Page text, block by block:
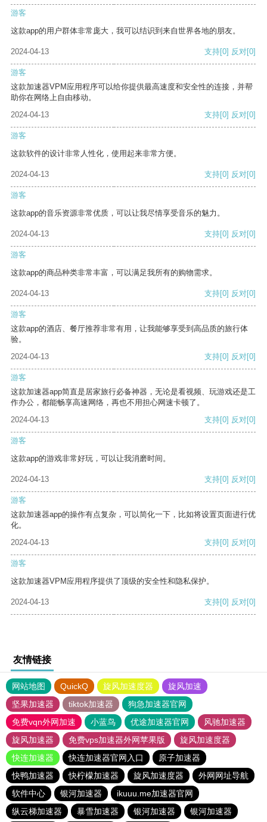
游客
这款app的用户群体非常庞大，我可以结识到来自世界各地的朋友。
2024-04-13 支持[0] 反对[0]
游客
这款加速器VPM应用程序可以给你提供最高速度和安全性的连接，并帮
助你在网络上自由移动。
2024-04-13
支持[0] 反对[0]
游客
这款软件的设计非常人性化，使用起来非常方便。
2024-04-13 支持[0] 反对[0]
游客
这款app的音乐资源非常优质，可以让我尽情享受音乐的魅力。
2024-04-13 支持[0] 反对[0]
游客
这款app的商品种类非常丰富，可以满足我所有的购物需求。
2024-04-13 支持[0] 反对[0]
游客
这款app的酒店、餐厅推荐非常有用，让我能够享受到高品质的旅行体
验。
2024-04-13
支持[0] 反对[0]
游客
这款加速器app简直是居家旅行必备神器，无论是看视频、玩游戏还是工
作办公，都能畅享高速网络，再也不用担心网速卡顿了。
2024-04-13
支持[0] 反对[0]
游客
这款app的游戏非常好玩，可以让我消磨时间。
2024-04-13 支持[0] 反对[0]
游客
这款加速器app的操作有点复杂，可以简化一下，比如将设置页面进行优
化。
2024-04-13
支持[0] 反对[0]
游客
这款加速器VPM应用程序提供了顶级的安全性和隐私保护。
2024-04-13 支持[0] 反对[0]
友情链接
网站地图 QuickQ 旋风加速度器
旋风加速
坚果加速器
tiktok加速器
狗急加速器官网
免费vqn外网加速
小蓝鸟 优途加速器官网
风驰加速器
旋风加速器
免费vps加速器外网苹果版
旋风加速度器
快连加速器
快连加速器官网入口
原子加速器
快鸭加速器
快柠檬加速器 旋风加速度器
外网网址导航
软件中心
银河加速器
ikuuu.me加速器官网
纵云梯加速器
暴雪加速器 银河加速器 银河加速器